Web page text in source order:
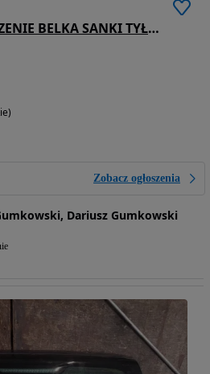
KOMPLETNE ZAWIESZENIE BELKA SANKI TYŁ VOLVO V50 I
Zobacz ogłoszenia
Dariusz Gumkowski